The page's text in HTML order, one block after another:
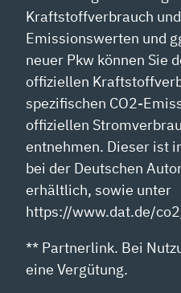
Kraftstoffverbrauch
Emissionswerten und
neuer Pkw können Sie
offiziellen
spezifischen CO2-
offiziellen
entnehmen. Dieser ist
bei der Deutschen
erhältlich, sowie unter
https://www.dat.de/
** Partnerlink. Bei
eine Vergütung.